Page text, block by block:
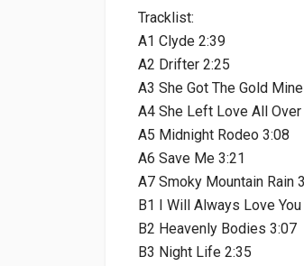
Tracklist:
A1 Clyde 2:39
A2 Drifter 2:25
A3 She Got The Gold
A4 She Left Love All
A5 Midnight Rodeo 3:08
A6 Save Me 3:21
A7 Smoky Mountain Rain
B1 I Will Always Love You
B2 Heavenly Bodies 3:07
B3 Night Life 2:35